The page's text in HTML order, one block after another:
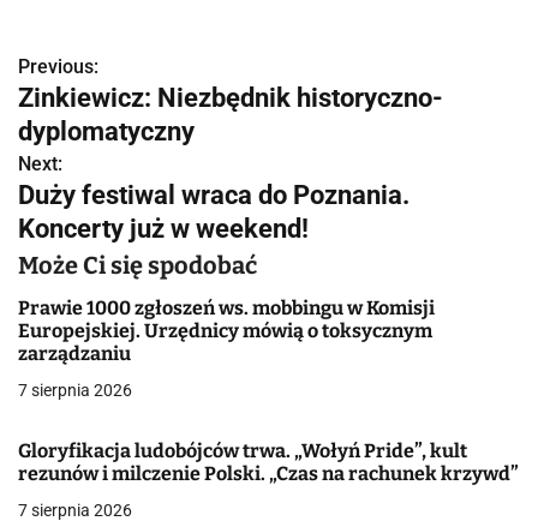
N
a
w
i
g
a
c
j
a
w
Previous:
Zinkiewicz: Niezbędnik historyczno-
dyplomatyczny
Next:
Duży festiwal wraca do Poznania.
Koncerty już w weekend!
Może Ci się spodobać
Prawie 1000 zgłoszeń ws. mobbingu w Komisji
Europejskiej. Urzędnicy mówią o toksycznym
zarządzaniu
7 sierpnia 2026
Gloryfikacja ludobójców trwa. „Wołyń Pride”, kult
rezunów i milczenie Polski. „Czas na rachunek krzywd”
7 sierpnia 2026